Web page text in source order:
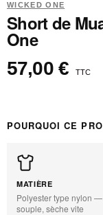
WICKED ONE
Short de
One
57,00 € TTC
POURQUOI CE
MATIÈRE
Polyester type nylon —
souple, sèche vite